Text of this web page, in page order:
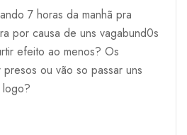
7 horas da manhã pra
por causa de uns vagabund0s
efeito ao menos? Os
ou vão so passar uns